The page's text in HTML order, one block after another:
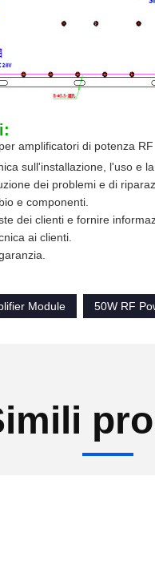
amplificatori di potenza RF
sull'installazione, l'uso e
dei problemi e di
e componenti.
dei clienti e fornire
ai clienti.
Module
50W RF